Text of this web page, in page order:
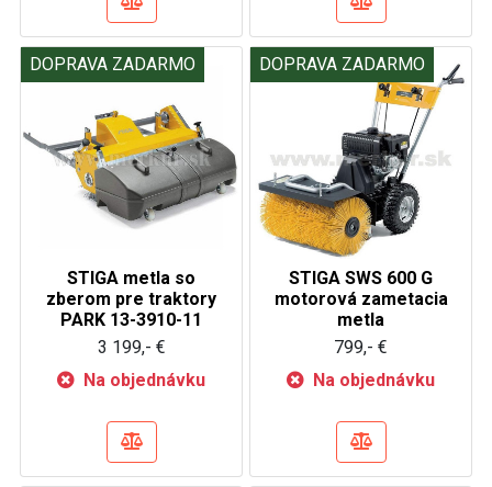
DOPRAVA ZADARMO
STIGA metla so
zberom pre traktory
PARK 13-3910-11
3 199,- €
Na objednávku
DOPRAVA ZADARMO
STIGA SWS 600 G
motorová zametacia
metla
799,- €
Na objednávku